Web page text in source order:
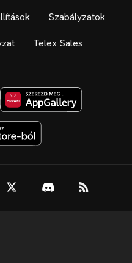
Szabályzatok
Telex Sales